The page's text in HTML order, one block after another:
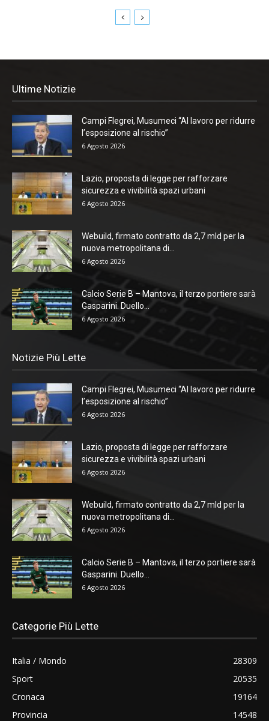
Ultime Notizie
Campi Flegrei, Musumeci “Al lavoro per ridurre
l’esposizione al rischio”
6 Agosto 2026
Lazio, proposta di legge per rafforzare
sicurezza e vivibilità spazi urbani
6 Agosto 2026
Webuild, firmato contratto da 2,7 mld per la
nuova metropolitana di...
6 Agosto 2026
Calcio Serie B – Mantova, il terzo portiere sarà
Gasparini. Duello...
6 Agosto 2026
Notizie Più Lette
Campi Flegrei, Musumeci “Al lavoro per ridurre
l’esposizione al rischio”
6 Agosto 2026
Lazio, proposta di legge per rafforzare
sicurezza e vivibilità spazi urbani
6 Agosto 2026
Webuild, firmato contratto da 2,7 mld per la
nuova metropolitana di...
6 Agosto 2026
Calcio Serie B – Mantova, il terzo portiere sarà
Gasparini. Duello...
6 Agosto 2026
Categorie Più Lette
Italia / Mondo
28309
Sport
20535
Cronaca
19164
Provincia
14548